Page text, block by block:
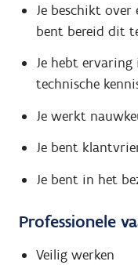
Je beschikt
bent bereid dit
Je hebt ervaring
technische
Je werkt
Je bent
Je bent in het
Professionele
Veilig werken